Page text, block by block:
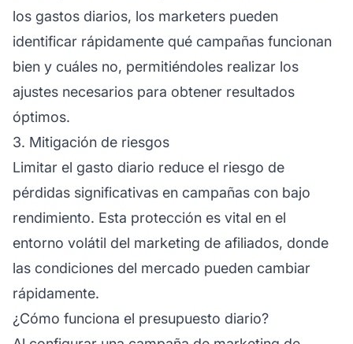
los gastos diarios, los marketers pueden
identificar rápidamente qué campañas funcionan
bien y cuáles no, permitiéndoles realizar los
ajustes necesarios para obtener resultados
óptimos.
3. Mitigación de riesgos
Limitar el gasto diario reduce el riesgo de
pérdidas significativas en campañas con bajo
rendimiento. Esta protección es vital en el
entorno volátil del marketing de afiliados, donde
las condiciones del mercado pueden cambiar
rápidamente.
¿Cómo funciona el presupuesto diario?